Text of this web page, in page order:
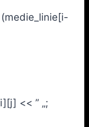
<< ” „;